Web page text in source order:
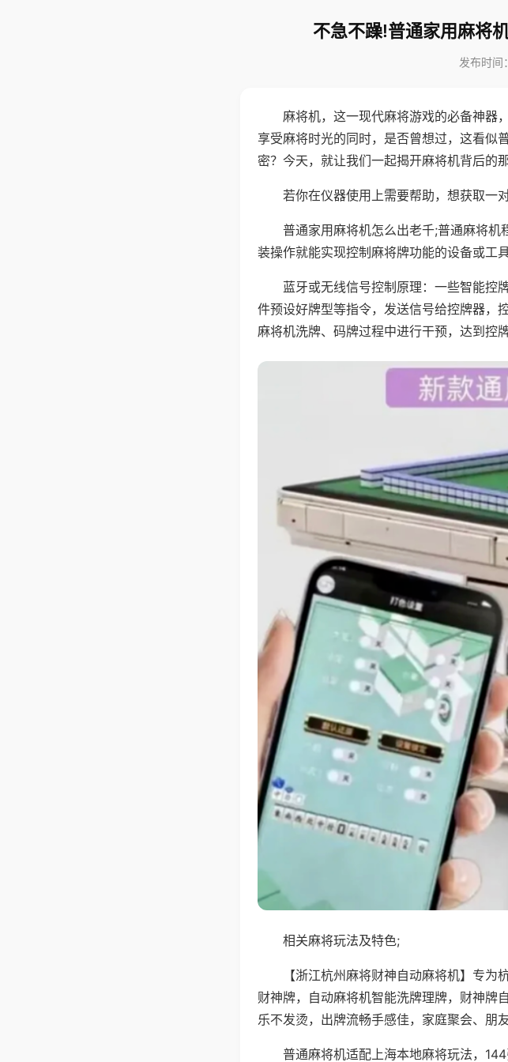
不急不躁!普通家用麻将
发布时
麻将机，这一现代麻将游戏的必备神器
享受麻将时光的同时，是否曾想过，这看似
密？今天，就让我们一起揭开麻将机背后的
若你在仪器使用上需要帮助，想获取一
普通家用麻将机怎么出老千;普通麻将
装操作就能实现控制麻将牌功能的设备或工具
蓝牙或无线信号控制原理：一些智能控
件预设好牌型等指令，发送信号给控牌器，
麻将机洗牌、码牌过程中进行干预，达到控牌
相关麻将玩法及特色;
【浙江杭州麻将财神自动麻将机】专
财神牌，自动麻将机智能洗牌理牌，财神牌
乐不发烫，出牌流畅手感佳，家庭聚会、朋
普通麻将机适配上海本地麻将玩法，